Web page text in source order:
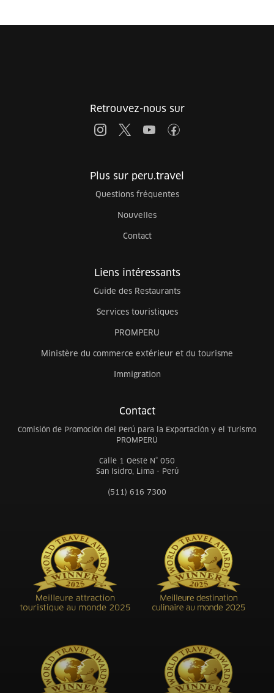
Retrouvez-nous sur
Plus sur peru.travel
Questions fréquentes
Nouvelles
Contact
Liens intéressants
Guide des Restaurants
Services touristiques
PROMPERU
Ministère du commerce extérieur et du tourisme
Immigration
Contact
Comisión de Promoción del Perú para la Exportación y el Turismo
PROMPERÚ
Calle 1 Oeste N° 050
San Isidro, Lima - Perú
(511) 616 7300